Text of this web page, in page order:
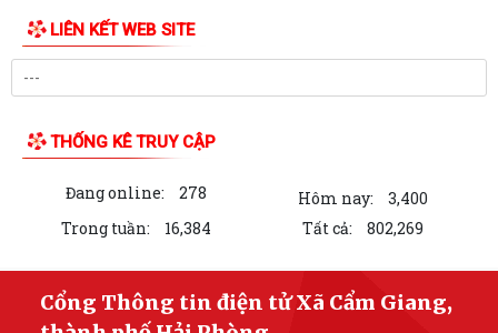
Đồng chí Phạm Văn Mạnh - Bí thư Đảng ủy, Chủ tịch HĐND xã Cẩm
Giang thăm, tặng quà gia đình chính...
trình xác định nghiện ma túy
thủ tục xác định tình trạng...
Xã Cẩm Giang đưa dịch vụ hành chính công đến tận nhà văn hóa thôn
Xã Cẩm Giang đánh giá tiến độ thực hiện Kế hoạch số 150/KH-UBND
của UBND thành phố Hải Phòng về...
LIÊN KẾT WEB SITE
THỐNG KÊ TRUY CẬP
Đang online: 278 Hôm nay:
3,400
Trong tuần:
16,384 Tất cả: 802,269
Cổng Thông tin điện tử Xã Cẩm Giang,